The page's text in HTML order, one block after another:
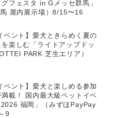
フェスタ in Gメッセ群馬」
馬 屋内展示場）8/15〜16
ベント】愛犬ときらめく夏の
楽しむ「ライトアップドッ
PARK 芝生エリア）
ベント】愛犬と楽しめる参加
載！ 国内最大級ペットイベ
福岡」（みずほPayPay
9